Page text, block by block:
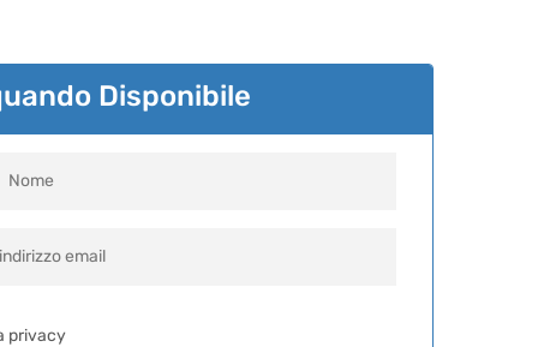
Disponibile
privacy